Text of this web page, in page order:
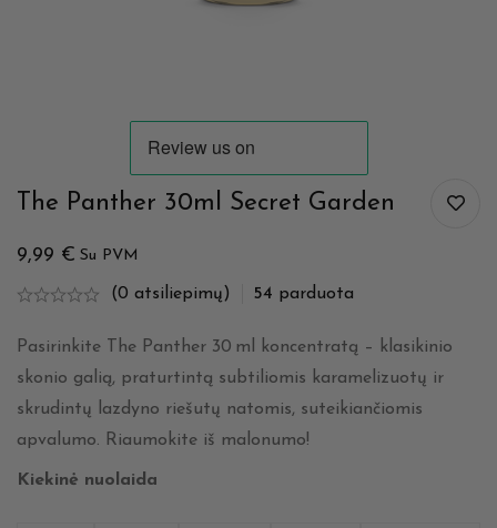
The Panther 30ml Secret Garden
9,99 € Su PVM
(0 atsiliepimų) 54 parduota
Pasirinkite The Panther 30 ml koncentratą – klasikinio
skonio galią, praturtintą subtiliomis karamelizuotų ir
skrudintų lazdyno riešutų natomis, suteikiančiomis
apvalumo. Riaumokite iš malonumo!
Kiekinė nuolaida